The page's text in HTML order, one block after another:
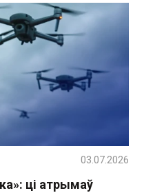
ці атрымаў
03.07.2026